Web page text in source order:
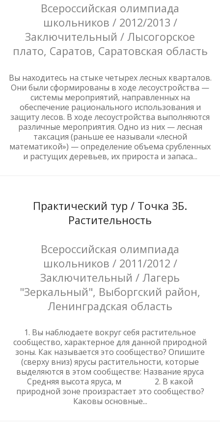
Всероссийская олимпиада
школьников / 2012/2013 /
Заключительный / Лысогорское
плато, Саратов, Саратовская область
Вы находитесь на стыке четырех лесных кварталов.
Они были сформированы в ходе лесоустройства —
системы мероприятий, направленных на
обеспечение рационального использования и
защиту лесов. В ходе лесоустройства выполняются
различные мероприятия. Одно из них — лесная
таксация (раньше ее называли «лесной
математикой») — определение объема срубленных
и растущих деревьев, их прироста и запаса...
Практический тур / Точка 3Б.
Растительность
Всероссийская олимпиада
школьников / 2011/2012 /
Заключительный / Лагерь
"Зеркальный", Выборгский район,
Ленинградская область
1. Вы наблюдаете вокруг себя растительное
сообщество, характерное для данной природной
зоны. Как называется это сообщество? Опишите
(сверху вниз) ярусы растительности, которые
выделяются в этом сообществе: Название яруса
Средняя высота яруса, м 2. В какой
природной зоне произрастает это сообщество?
Каковы основные...